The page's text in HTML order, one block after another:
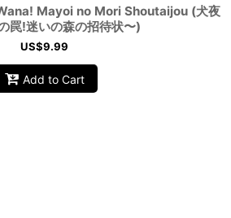
Mayoi no Mori Shoutaijou (犬夜
罠!迷いの森の招待状〜)
US$9.99
Add to Cart